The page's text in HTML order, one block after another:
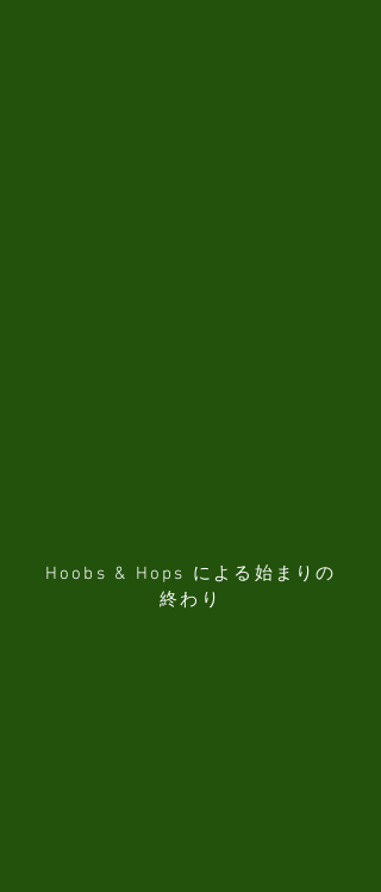
Hoobs & Hops による始まりの
終わり